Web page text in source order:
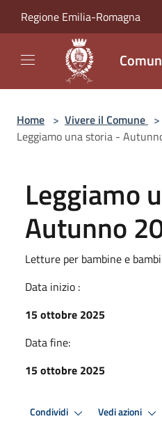
Regione Emilia-Romagna
Home > Vivere il Comune >
Leggiamo una storia -
Leggiamo
Autunno
Letture per bambine e
Data inizio :
15 ottobre 2025
Data fine:
15 ottobre 2025
Condividi Vedi azioni